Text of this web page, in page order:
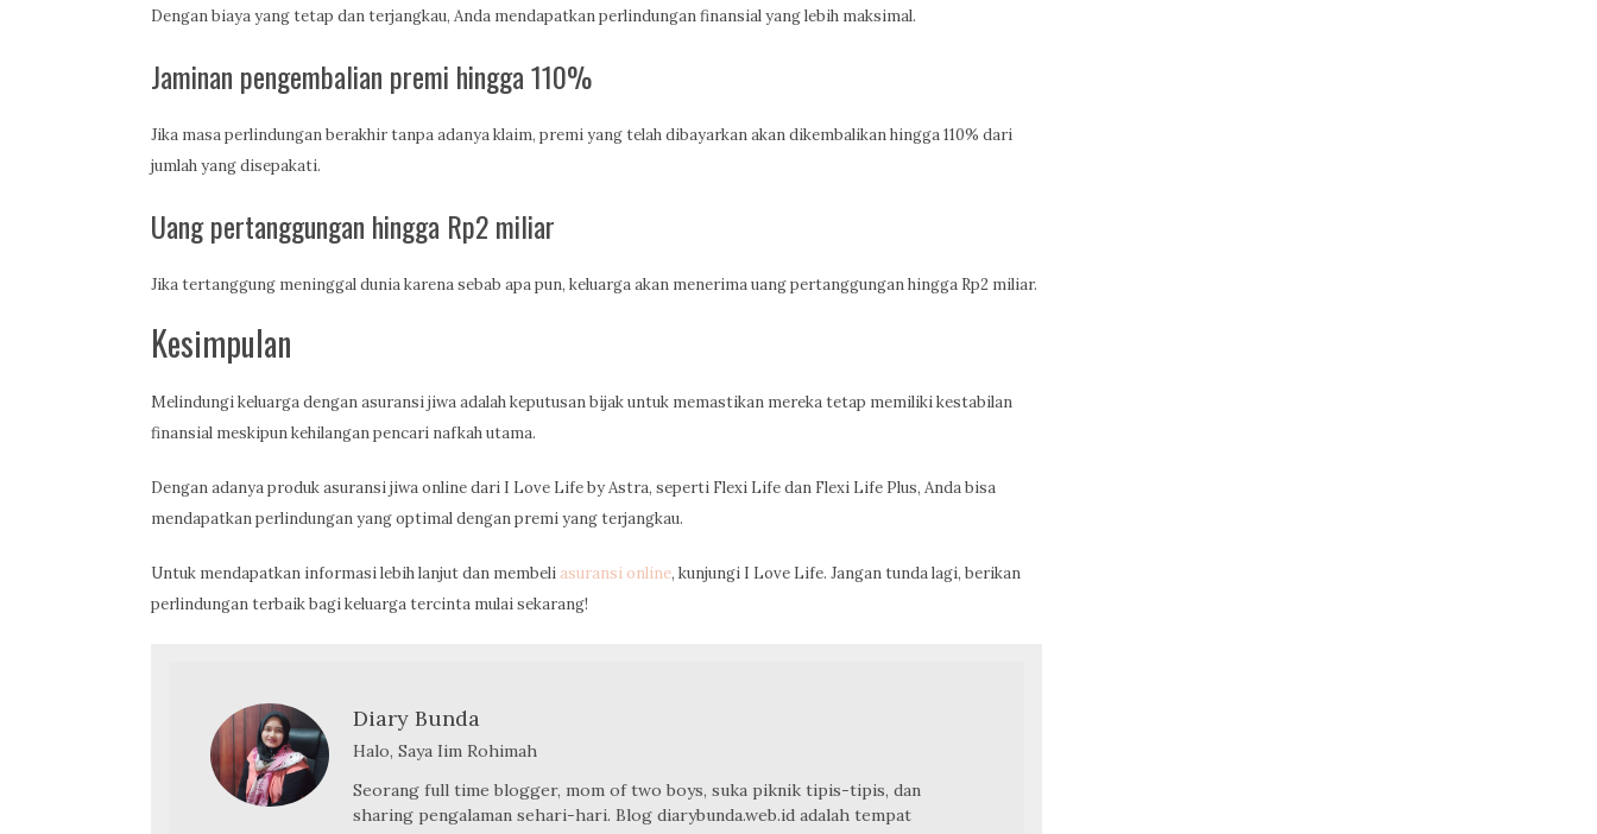
Dengan biaya yang tetap dan terjangkau, Anda mendapatkan perlindungan finansial yang lebih maksimal.
Jaminan pengembalian premi hingga 110%
Jika masa perlindungan berakhir tanpa adanya klaim, premi yang telah dibayarkan akan dikembalikan hingga 110% dari
jumlah yang disepakati.
Uang pertanggungan hingga Rp2 miliar
Jika tertanggung meninggal dunia karena sebab apa pun, keluarga akan menerima uang pertanggungan hingga Rp2 miliar.
Kesimpulan
Melindungi keluarga dengan asuransi jiwa adalah keputusan bijak untuk memastikan mereka tetap memiliki kestabilan
finansial meskipun kehilangan pencari nafkah utama.
Dengan adanya produk asuransi jiwa online dari I Love Life by Astra, seperti Flexi Life dan Flexi Life Plus, Anda bisa
mendapatkan perlindungan yang optimal dengan premi yang terjangkau.
Untuk mendapatkan informasi lebih lanjut dan membeli asuransi online, kunjungi I Love Life. Jangan tunda lagi, berikan
perlindungan terbaik bagi keluarga tercinta mulai sekarang!
Diary Bunda
Halo, Saya Iim Rohimah
Seorang full time blogger, mom of two boys, suka piknik tipis-tipis, dan
sharing pengalaman sehari-hari. Blog diarybunda.web.id adalah tempat